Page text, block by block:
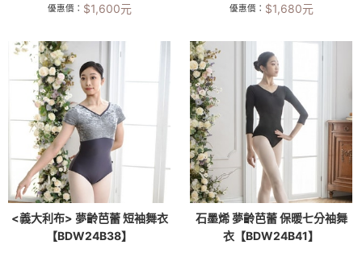
優惠價： $1,600元 優惠價： $1,680元
<義大利布> 夢齡芭蕾 短袖舞衣
【BDW24B38】
石墨烯 夢齡芭蕾 保暖七分袖舞
衣【BDW24B41】